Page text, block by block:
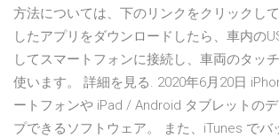
方法については、下のリンクをクリックし
したアプリをダウンロードしたら、車内の
してスマートフォンに接続し、車両のタッ
使います。 詳細を見る. 2020年6月20日
ートフォンや iPad / Android タブレットの
プできるソフトウェア。 また、iTunes でバ